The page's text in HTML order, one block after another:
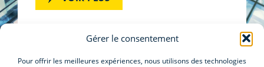
Gérer le consentement
Pour offrir les meilleures expériences, nous utilisons des technologies